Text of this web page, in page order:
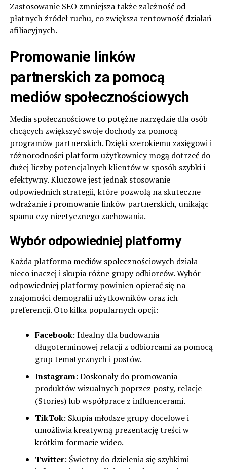
Zastosowanie SEO zmniejsza także zależność od
płatnych źródeł ruchu, co zwiększa rentowność działań
afiliacyjnych.
Promowanie linków
partnerskich za pomocą
mediów społecznościowych
Media społecznościowe to potężne narzędzie dla osób
chcących zwiększyć swoje dochody za pomocą
programów partnerskich. Dzięki szerokiemu zasięgowi i
różnorodności platform użytkownicy mogą dotrzeć do
dużej liczby potencjalnych klientów w sposób szybki i
efektywny. Kluczowe jest jednak stosowanie
odpowiednich strategii, które pozwolą na skuteczne
wdrażanie i promowanie linków partnerskich, unikając
spamu czy nieetycznego zachowania.
Wybór odpowiedniej platformy
Każda platforma mediów społecznościowych działa
nieco inaczej i skupia różne grupy odbiorców. Wybór
odpowiedniej platformy powinien opierać się na
znajomości demografii użytkowników oraz ich
preferencji. Oto kilka popularnych opcji:
Facebook: Idealny dla budowania
długoterminowej relacji z odbiorcami za pomocą
grup tematycznych i postów.
Instagram: Doskonały do promowania
produktów wizualnych poprzez posty, relacje
(Stories) lub współprace z influencerami.
TikTok: Skupia młodsze grupy docelowe i
umożliwia kreatywną prezentację treści w
krótkim formacie wideo.
Twitter: Świetny do dzielenia się szybkimi